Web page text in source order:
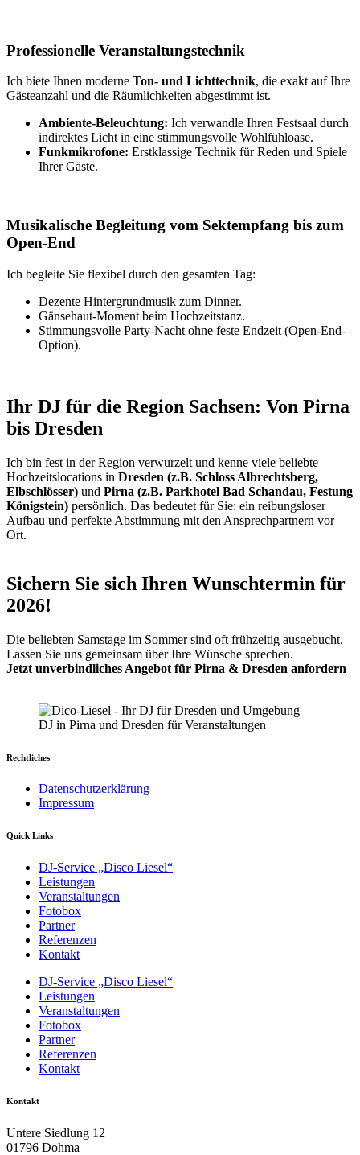
Professionelle Veranstaltungstechnik
Ich biete Ihnen moderne Ton- und Lichttechnik, die exakt auf Ihre
Gästeanzahl und die Räumlichkeiten abgestimmt ist.
Ambiente-Beleuchtung: Ich verwandle Ihren Festsaal durch
indirektes Licht in eine stimmungsvolle Wohlfühloase.
Funkmikrofone: Erstklassige Technik für Reden und Spiele
Ihrer Gäste.
Musikalische Begleitung vom Sektempfang bis zum
Open-End
Ich begleite Sie flexibel durch den gesamten Tag:
Dezente Hintergrundmusik zum Dinner.
Gänsehaut-Moment beim Hochzeitstanz.
Stimmungsvolle Party-Nacht ohne feste Endzeit (Open-End-
Option).
Ihr DJ für die Region Sachsen: Von Pirna
bis Dresden
Ich bin fest in der Region verwurzelt und kenne viele beliebte
Hochzeitslocations in Dresden (z.B. Schloss Albrechtsberg,
Elbschlösser) und Pirna (z.B. Parkhotel Bad Schandau, Festung
Königstein) persönlich. Das bedeutet für Sie: ein reibungsloser
Aufbau und perfekte Abstimmung mit den Ansprechpartnern vor
Ort.
Sichern Sie sich Ihren Wunschtermin für
2026!
Die beliebten Samstage im Sommer sind oft frühzeitig ausgebucht.
Lassen Sie uns gemeinsam über Ihre Wünsche sprechen.
Jetzt unverbindliches Angebot für Pirna & Dresden anfordern
DJ in Pirna und Dresden für Veranstaltungen
Rechtliches
Datenschutzerklärung
Impressum
Quick Links
DJ-Service „Disco Liesel“
Leistungen
Veranstaltungen
Fotobox
Partner
Referenzen
Kontakt
DJ-Service „Disco Liesel“
Leistungen
Veranstaltungen
Fotobox
Partner
Referenzen
Kontakt
Kontakt
Untere Siedlung 12
01796 Dohma